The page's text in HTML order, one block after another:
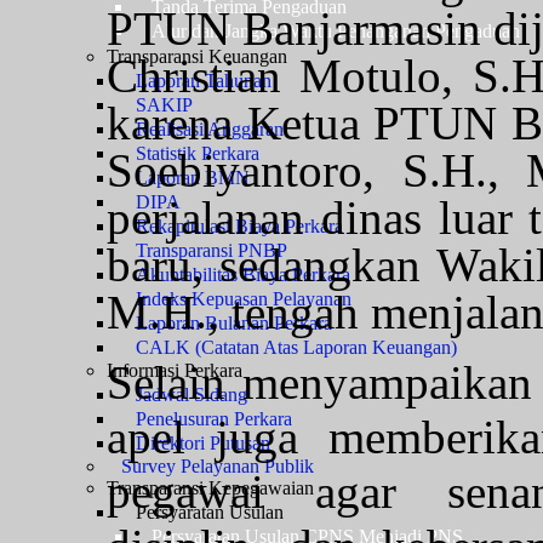
Tanda Terima Pengaduan
Alur dan Jangka Waktu Penanganan Pengaduan
Transparansi Keuangan
Laporan Tahunan
SAKIP
Realisasi Anggaran
Statistik Perkara
Laporan BMN
DIPA
Rekapitulasi Biaya Perkara
Transparansi PNBP
Akuntabilitas Biaya Perkara
Indeks Kepuasan Pelayanan
Laporan Bulanan Perkara
CALK (Catatan Atas Laporan Keuangan)
Informasi Perkara
Jadwal Sidang
Penelusuran Perkara
Direktori Putusan
Survey Pelayanan Publik
Transparansi Kepegawaian
Persyaratan Usulan
Persyaratan Usulan CPNS Menjadi PNS
PTUN Banjarmasin
Christian Motulo,
karena Ketua PTUN
Soebiyantoro, S.H.,
perjalanan dinas luar
baru, sedangkan
M.H., tengah
Selain
apel juga
pegawai agar